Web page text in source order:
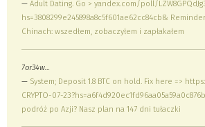
—Adult Dating. Go > yandex.com/poll/
hs=3808299e245898a8c5f601ae62cc84cb&
Chinach: wszedłem, zobaczyłem i zapłakałem
7or34w…
— System; Deposit 1.8 BTC on hold. Fix here =>
CRYPTO-07-
podróż po Azji? Nasz plan na 147 dni tułaczki